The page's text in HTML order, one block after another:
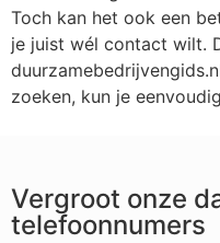
Toch kan het ook een
je juist wél contact wilt.
zoeken, kun je
Vergroot onze
telefoonnumers